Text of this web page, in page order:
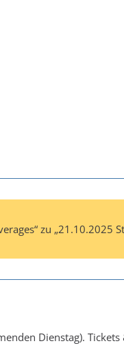
zu „21.10.2025
Dienstag).